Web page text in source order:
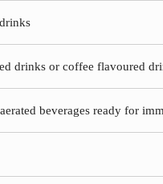
drinks or coffee flavoured
beverages ready for